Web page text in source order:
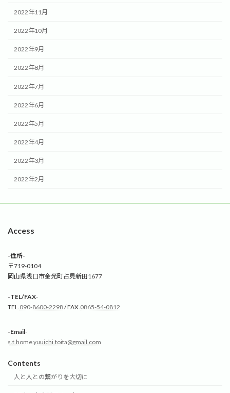
2022年11月
2022年10月
2022年9月
2022年8月
2022年7月
2022年6月
2022年5月
2022年4月
2022年3月
2022年2月
Access
-住所-
〒719-0104
岡山県浅口市金光町占見新田1677
-TEL/FAX-
TEL. 090-8600-2298/ FAX. 0865-54-0812
-Email-
s.t.home.yuuichi.toita@gmail.com
Contents
人と人との繋がりを大切に